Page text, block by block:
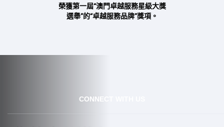
榮獲第一屆“澳門卓越服務星級大獎
選舉”的“卓越服務品牌”獎項。
CONNECT WITH US